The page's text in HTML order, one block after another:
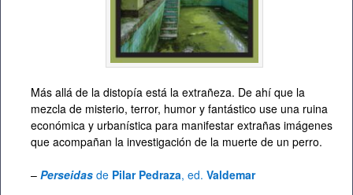
Más allá de la distopía está la extrañeza. De ahí que la
mezcla de misterio, terror, humor y fantástico use una ruina
económica y urbanística para manifestar extrañas imágenes
que acompañan la investigación de la muerte de un perro.
– Perseidas de Pilar Pedraza, ed. Valdemar